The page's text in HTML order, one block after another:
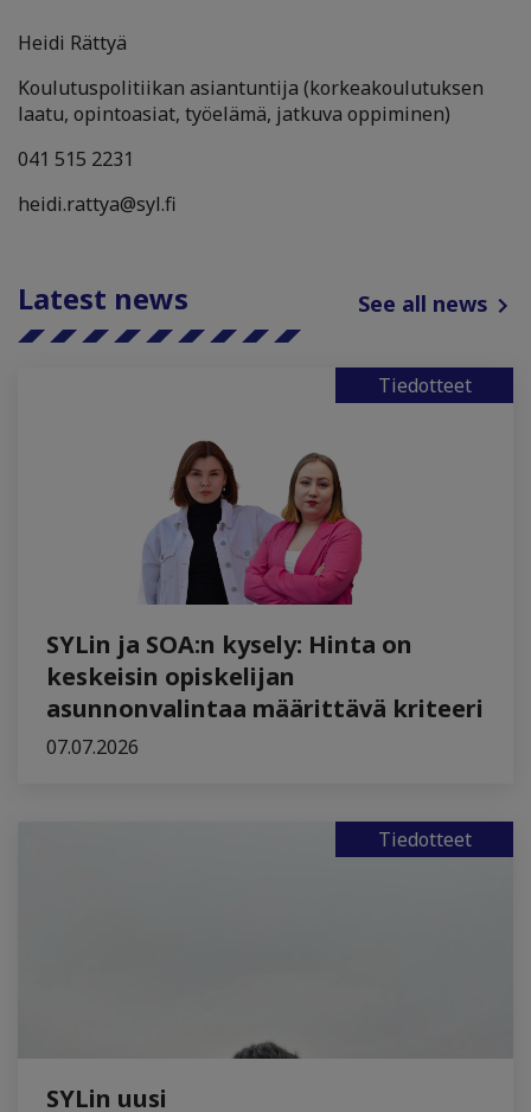
Heidi Rättyä
Koulutuspolitiikan asiantuntija (korkeakoulutuksen
laatu, opintoasiat, työelämä, jatkuva oppiminen)
041 515 2231
heidi.rattya@syl.fi
Latest news See all news
Tiedotteet
SYLin ja SOA:n kysely: Hinta on
keskeisin opiskelijan
asunnonvalintaa määrittävä kriteeri
07.07.2026
Tiedotteet
SYLin uusi